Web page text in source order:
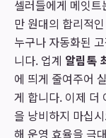
셀러들에게 메잇
만 원대의 합리적인
누구나 자동화된
니다. 업계 알림톡
에 띄게 줄여주어
게 합니다. 이제 더
을 낭비하지 마십
해 운영 효율을 극